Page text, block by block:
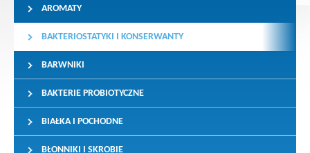
AROMATY
BAKTERIOSTATYKI I KONSERWANTY
BARWNIKI
BAKTERIE PROBIOTYCZNE
BIAŁKA I POCHODNE
BŁONNIKI I SKROBIE